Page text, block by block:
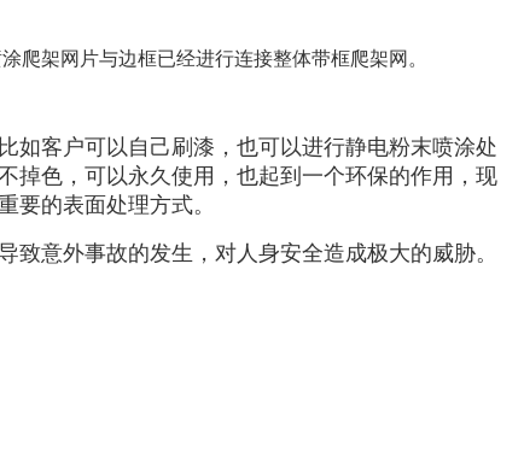
爬架网片与边框已经进行连接整体带框爬架网。
如客户可以自己刷漆，也可以进行静电粉末喷涂处
掉色，可以永久使用，也起到一个环保的作用，现
要的表面处理方式。
意外事故的发生，对人身安全造成极大的威胁。